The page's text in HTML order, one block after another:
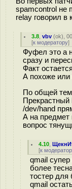
spamcontrol не
relay говорил в
3.8 ,vbv (ok),
[к модератору]
Фуфел это а
сразу и
Факт
А похоже или
По общей
/dev/hand
А на предмет
вопрос
4.10 ,
[к
qmail
более
тостер для
qmail